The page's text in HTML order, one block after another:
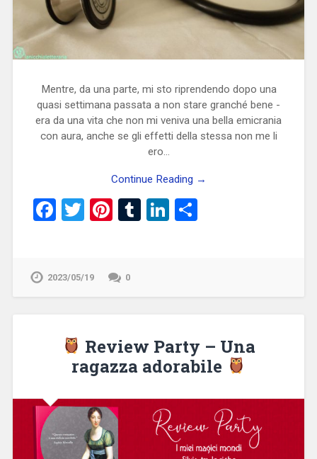
Mentre, da una parte, mi sto riprendendo dopo una
quasi settimana passata a non stare granché bene -
era da una vita che non mi veniva una bella emicrania
con aura, anche se gli effetti della stessa non me li
ero…
Continue Reading →
Facebook
Twitter
Pinterest
TumblrLinkedIn
Condividi
2023/05/19 0
Review Party – Una
ragazza adorabile